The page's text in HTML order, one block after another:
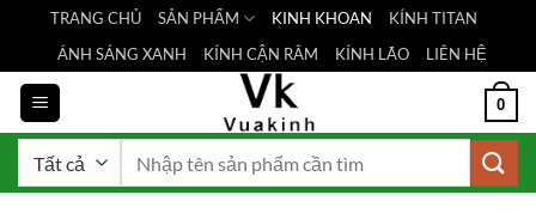
nội
dung
TRANG CHỦ SẢN PHẨM KINH KHOAN
KÍNH TITAN
ÁNH SÁNG XANH
KÍNH CẬN RÂM KÍNH LÃO LIÊN HỆ
0